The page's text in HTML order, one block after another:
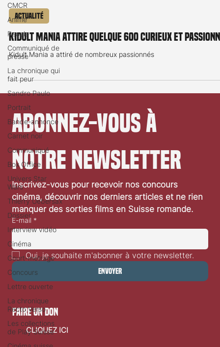
CMCR
Anime
People
Communiqué de
presse
La chronique qui
fait peur
Sandro Paulo
Portrait
Bande-annonce
Carnet noir
Communiqué
Box Office
Univers Star
Wars
Thierry Uebersax
Dossier
Interview vidéo
Cinéma
Court-métrage
Concours
Lettre ouverte
La chronique
Recto Verso
Les collections
de Play Suisse
20 avr. 2025
Actualité
Kidult Mania attire quelque 600 curieux et
Kidult Mania a attiré de nombreux passionnés
Abonnez-vous à
notre newsletter
Inscrivez-vous pour recevoir nos concours
cinéma, découvrir nos derniers articles et ne rien
manquer des sorties films en Suisse romande.
Oui, je souhaite m'abonner à votre newsletter.
faire un don